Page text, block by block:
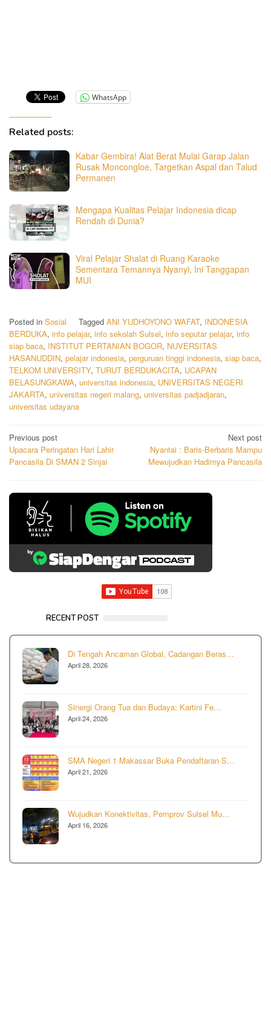
WhatsApp
Related posts:
Kabar Gembira! Alat Berat Mulai Garap Jalan
Rusak Moncongloe, Targetkan Aspal dan Talud
Permanen
Mengapa Kualitas Pelajar Indonesia dicap
Rendah di Dunia?
Viral Pelajar Shalat di Ruang Karaoke
Sementara Temannya Nyanyi, Ini Tanggapan
MUI
Posted in Sosial Tagged ANI YUDHOYONO WAFAT, INDONESIA
BERDUKA, info pelajar, info sekolah Sulsel, info seputar pelajar, info
siap baca, INSTITUT PERTANIAN BOGOR, NUVERSITAS
HASANUDDIN, pelajar indonesia, perguruan tinggi indonesia, siap baca,
TELKOM UNIVERSITY, TURUT BERDUKACITA, UCAPAN
BELASUNGKAWA, universitas indonesia, UNIVERSITAS NEGERI
JAKARTA, universitas negeri malang, universitas padjadjaran,
universitas udayana
Post
navigation
Previous post
Upacara Peringatan Hari Lahir
Pancasila Di SMAN 2 Sinjai
Next post
Nyantai : Baris-Berbaris Mampu
Mewujudkan Hadirnya Pancasila
RECENT POST
Di Tengah Ancaman Global, Cadangan Beras…
April 28, 2026
Sinergi Orang Tua dan Budaya: Kartini Fe…
April 24, 2026
SMA Negeri 1 Makassar Buka Pendaftaran S…
April 21, 2026
Wujudkan Konektivitas, Pemprov Sulsel Mu…
April 16, 2026